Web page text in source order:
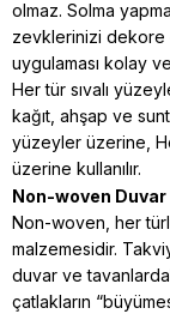
olmaz. Solma
zevklerinizi dekore
uygulaması kolay
Her tür sıvalı
kağıt, ahşap ve
yüzeyler üzerine,
üzerine kullanılır.
Non-woven Duvar
Non-woven, her
malzemesidir.
duvar ve
çatlakların